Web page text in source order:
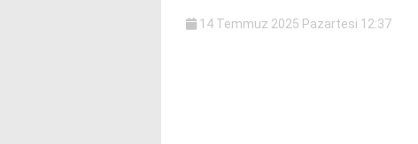
14 Temmuz 2025 Pazartesi 12:37